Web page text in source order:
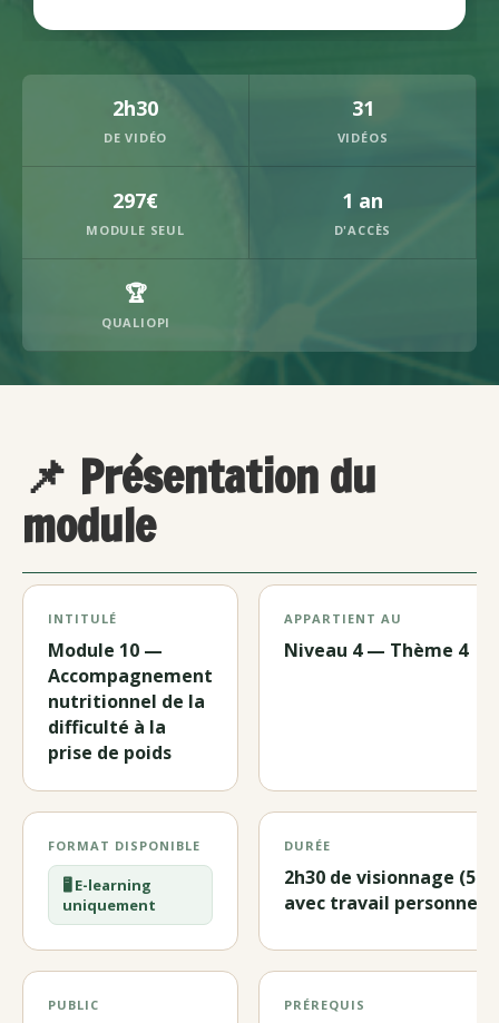
2h30
DE VIDÉO
31
VIDÉOS
297€
MODULE SEUL
1 an
D'ACCÈS
🏆
QUALIOPI
📌 Présentation du
module
INTITULÉ
Module 10 —
Accompagnement
nutritionnel de la
difficulté à la
prise de poids
APPARTIENT AU
Niveau 4 — Thème 4
FORMAT DISPONIBLE
🖥️ E-learning
uniquement
DURÉE
2h30 de visionnage
avec travail personnel)
PUBLIC PRÉREQUIS